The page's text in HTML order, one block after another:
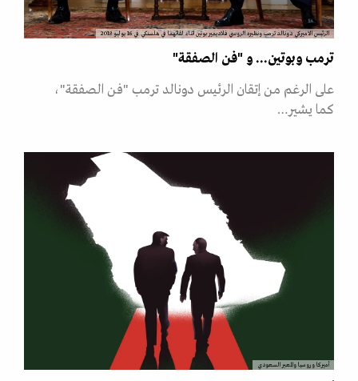
الرئيس الاميركي دونالد ترمب ونظيره الروسي فلاديمير بوتين اثناء لقائهما في هلسنكي في 16 يوليو 2018
ترمب وبوتين... و "فن الصفقة"
على الرغم من إتقان الرئيس دونالد ترمب "فن الصفقة"،
كما يشير…
أميركا وروسيا والمعبر السعودي